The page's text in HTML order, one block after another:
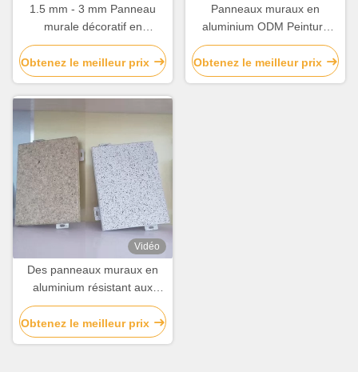
1.5 mm - 3 mm Panneau
murale décoratif en
aluminium perforé
Résistance chimique
Obtenez le meilleur prix
Panneaux muraux en
aluminium ODM Peinture
PVDF / revêtement en
poudre pour revêtement de
façade
Obtenez le meilleur prix
Vidéo
Des panneaux muraux en
aluminium résistant aux
acides pour la décoration sur
mesure
Obtenez le meilleur prix